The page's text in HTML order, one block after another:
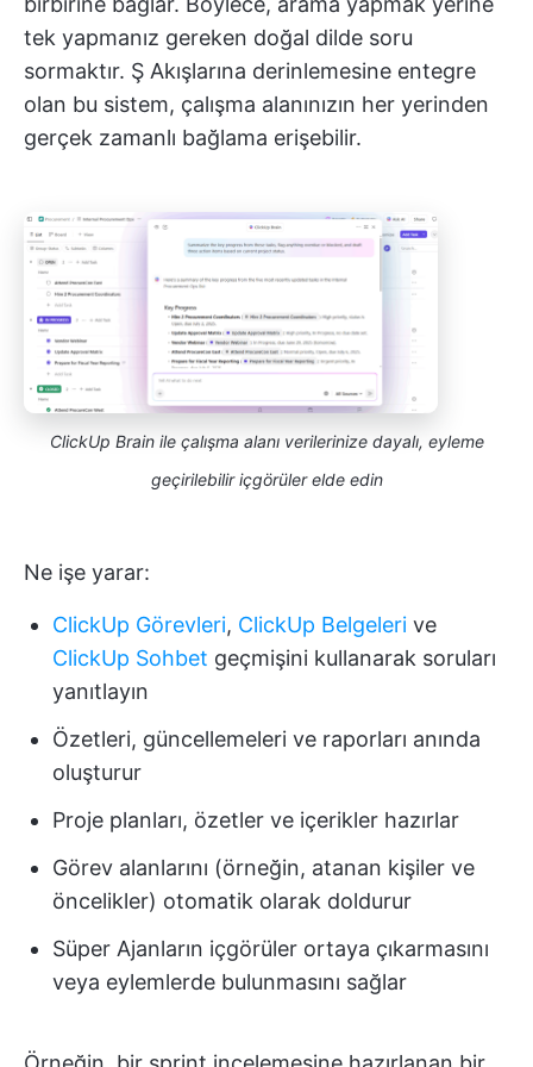
tek yapmanız gereken doğal dilde soru
sormaktır. Ş Akışlarına derinlemesine entegre
olan bu sistem, çalışma alanınızın her yerinden
gerçek zamanlı bağlama erişebilir.
ClickUp Brain ile çalışma alanı verilerinize dayalı, eyleme
geçirilebilir içgörüler elde edin
Ne işe yarar:
ClickUp Görevleri, ClickUp Belgeleri ve
ClickUp Sohbet geçmişini kullanarak soruları
yanıtlayın
Özetleri, güncellemeleri ve raporları anında
oluşturur
Proje planları, özetler ve içerikler hazırlar
Görev alanlarını (örneğin, atanan kişiler ve
öncelikler) otomatik olarak doldurur
Süper Ajanların içgörüler ortaya çıkarmasını
veya eylemlerde bulunmasını sağlar